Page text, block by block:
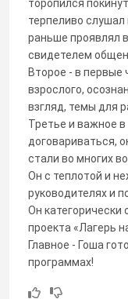
торопился
терпеливо
раньше проявлял
свидетелем
Второе - в первые
взрослого,
взгляд, темы для
Третье и важное
договариваться,
стали во многих
Он с теплотой и
руководителях и
Он категорически
проекта «Лагерь
Главное - Гоша
программах!